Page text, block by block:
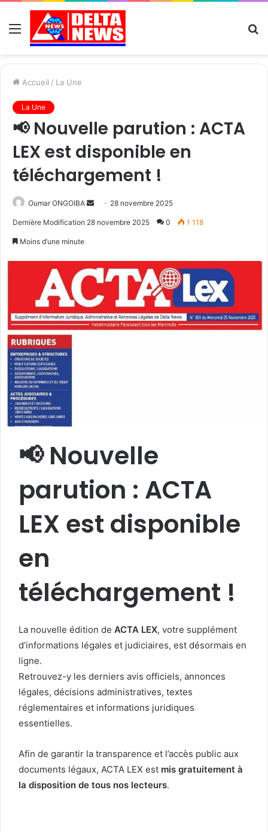
Menu
Accueil / La Une
La Une
📢 Nouvelle parution : ACTA
LEX est disponible en
téléchargement !
Oumar ONGOIBA
Send 28 novembre 2025
Dernière Modification 28 novembre 2025 0 1 118
Moins d’une minute
📢 Nouvelle
parution : ACTA
LEX est disponible
en
téléchargement !
La nouvelle édition de ACTA LEX, votre supplément
d’informations légales et judiciaires, est désormais en
ligne.
Retrouvez-y les derniers avis officiels, annonces
légales, décisions administratives, textes
réglementaires et informations juridiques
essentielles.
Afin de garantir la transparence et l’accès public aux
documents légaux, ACTA LEX est mis gratuitement à
la disposition de tous nos lecteurs.